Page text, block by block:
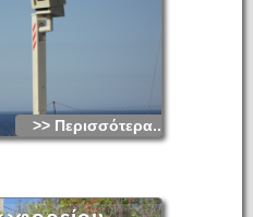
>> Περισσότερα...